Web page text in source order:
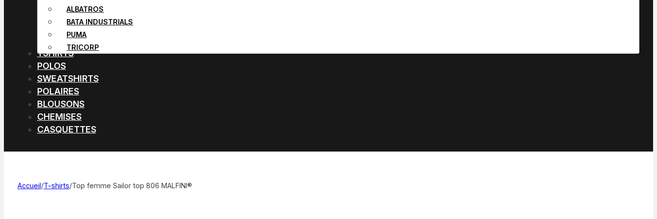
ALBATROS
BATA INDUSTRIALS
PUMA
TRICORP
TSHIRTS
POLOS
SWEATSHIRTS
POLAIRES
BLOUSONS
CHEMISES
CASQUETTES
Accueil/T-shirts/Top femme Sailor top 806 MALFINI®